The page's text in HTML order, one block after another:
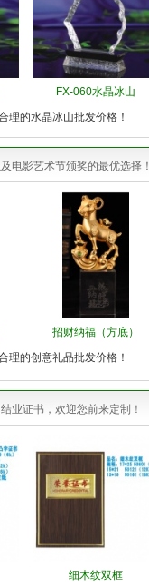
FX-060水晶冰山
理的水晶冰山批发价格！
电影艺术节颁奖的最优选择！
招财纳福（方底）
理的创意礼品批发价格！
业证书，欢迎您前来定制！
细木纹双框